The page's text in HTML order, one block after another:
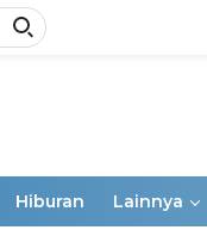
Hiburan Lainnya